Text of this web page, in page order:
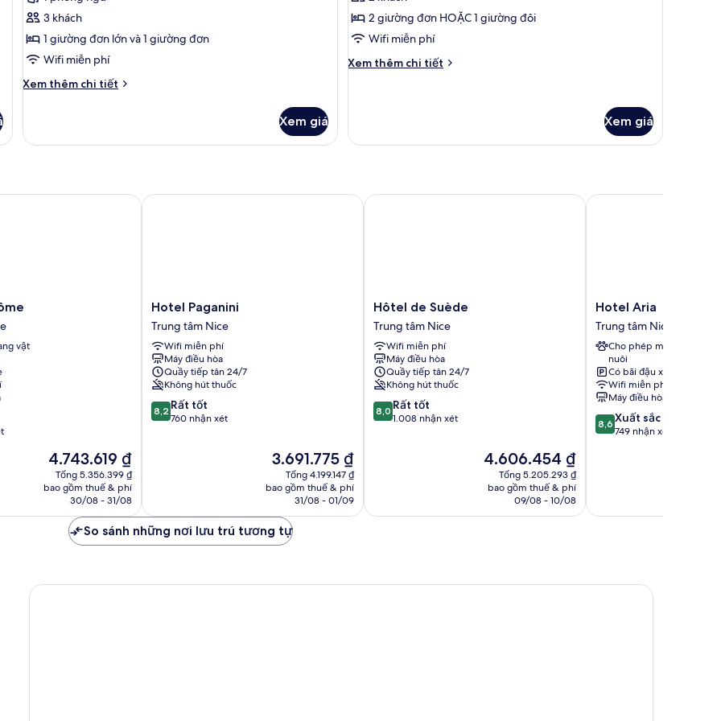
3
Superior
3 khách
1 giường đơn lớn và 1 giường đơn
Wifi miễn phí
Xem thêm chi tiết
Chi
Phòng
Xem giá
2
giường
đơn
Superior
2 giường đơn HOẶC 1 giường đôi
Wifi miễn phí
Xem thêm chi tiết
Chi
2
giường
Xem giá
vật
Giá
hiện
tại
4.743.619 ₫
4.743.619 ₫
Tổng 5.356.399 ₫
bao gồm thuế & phí
30/08 - 31/08
Hotel
Paganini
Trung
tâm
Nice
Hotel Paganini
Trung tâm Nice
Wifi miễn phí
Máy điều hòa
Quầy tiếp tân 24/7
Không hút thuốc
8.2
trên
8,2 Rất tốt
760 nhận xét
Giá
hiện
tại
3.691.775 ₫
3.691.775 ₫
Tổng 4.199.147 ₫
bao gồm thuế & phí
31/08 - 01/09
Hotel Paganini
Hôtel
de
Suède
Trung
tâm
Nice
Hôtel de Suède
Trung tâm Nice
Wifi miễn phí
Máy điều hòa
Quầy tiếp tân 24/7
Không hút thuốc
8.0
trên
8,0 Rất tốt
1.008 nhận xét
Giá
hiện
tại
4.606.454 ₫
4.606.454 ₫
Tổng 5.205.293 ₫
bao gồm thuế & phí
09/08 - 10/08
Hôtel de Suède
Hotel
Aria
Trung
tâm
Nice
Hotel Aria
Trung tâm Nice
Cho phép mang vật
nuôi
Có bãi đậu xe
Wifi miễn phí
Máy điều hòa
8.6
trên
xét
8,6 Xuất sắc
749 nhận xét
Hotel Aria
So sánh những nơi lưu trú tương tự